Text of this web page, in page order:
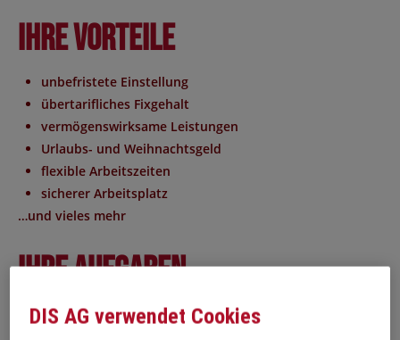
Ihre Vorteile
unbefristete Einstellung
übertarifliches Fixgehalt
vermögenswirksame Leistungen
Urlaubs- und Weihnachtsgeld
flexible Arbeitszeiten
sicherer Arbeitsplatz
…und vieles mehr
Ihre Aufgaben
Organisation und Koordination des täglichen
DIS AG verwendet Cookies